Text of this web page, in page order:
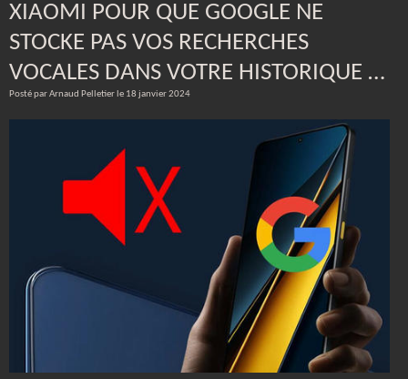
XIAOMI POUR QUE GOOGLE NE
STOCKE PAS VOS RECHERCHES
VOCALES DANS VOTRE HISTORIQUE …
Posté par Arnaud Pelletier le 18 janvier 2024